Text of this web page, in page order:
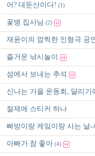
어? 대둔산이다! (1)
꽃병 집사님 (2)
재윤이의 깜찍한 인형극 공
즐거운 낚시놀이
섬에서 보내는 추석
신나는 가을 운동회, 달리기
절제에 스티커 하나
빠방이랑 케잌이랑 사는 날-
아빠가 참 좋아 (4)